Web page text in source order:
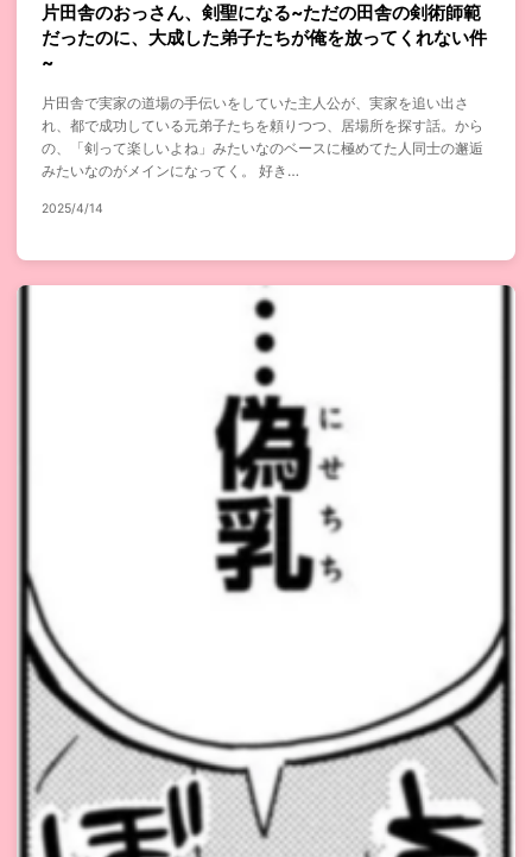
片田舎のおっさん、剣聖になる~ただの田舎の剣術師範
だったのに、大成した弟子たちが俺を放ってくれない件
~
片田舎で実家の道場の手伝いをしていた主人公が、実家を追い出さ
れ、都で成功している元弟子たちを頼りつつ、居場所を探す話。から
の、「剣って楽しいよね」みたいなのベースに極めてた人同士の邂逅
みたいなのがメインになってく。 好き…
2025/4/14